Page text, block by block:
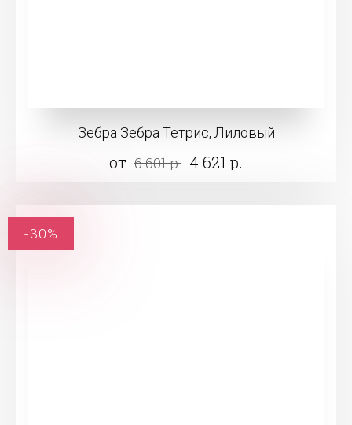
Зебра Зебра Тетрис, Лиловый
от 6 601 р. 4 621 р.
-30%